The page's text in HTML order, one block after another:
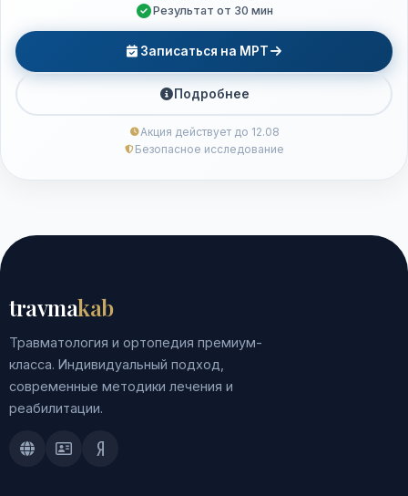
Результат от 30 мин
Записаться на МРТ
Подробнее
Акция действует до 12.08
Безопасное исследование
travmakab
Травматология и ортопедия премиум-
класса. Индивидуальный подход,
современные методики лечения и
реабилитации.
Doctu.ruПроДокторов
Яндекс.Здоровье